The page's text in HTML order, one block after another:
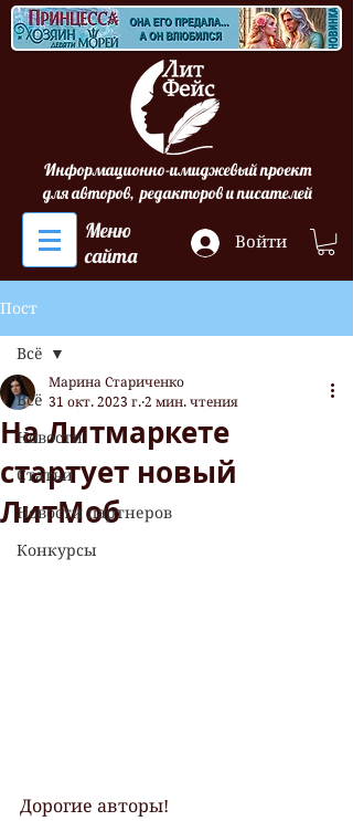
Информационно-имиджевый проект
для авторов, редакторов и писателей
Меню
сайта
Войти
Пост
Всё
Новости
Статьи
Новости партнеров
Конкурсы
Всё
На Литмаркете
стартует новый
ЛитМоб
Марина Стариченко
31 окт. 2023 г. 2 мин. чтения
Дорогие авторы!